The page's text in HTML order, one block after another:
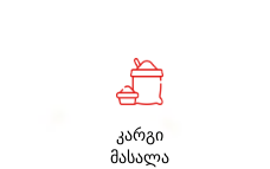
კარგი
მასალა